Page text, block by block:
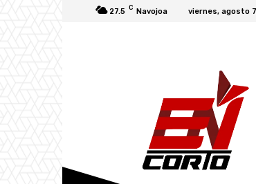
27.5 C Navojoa viernes, agosto